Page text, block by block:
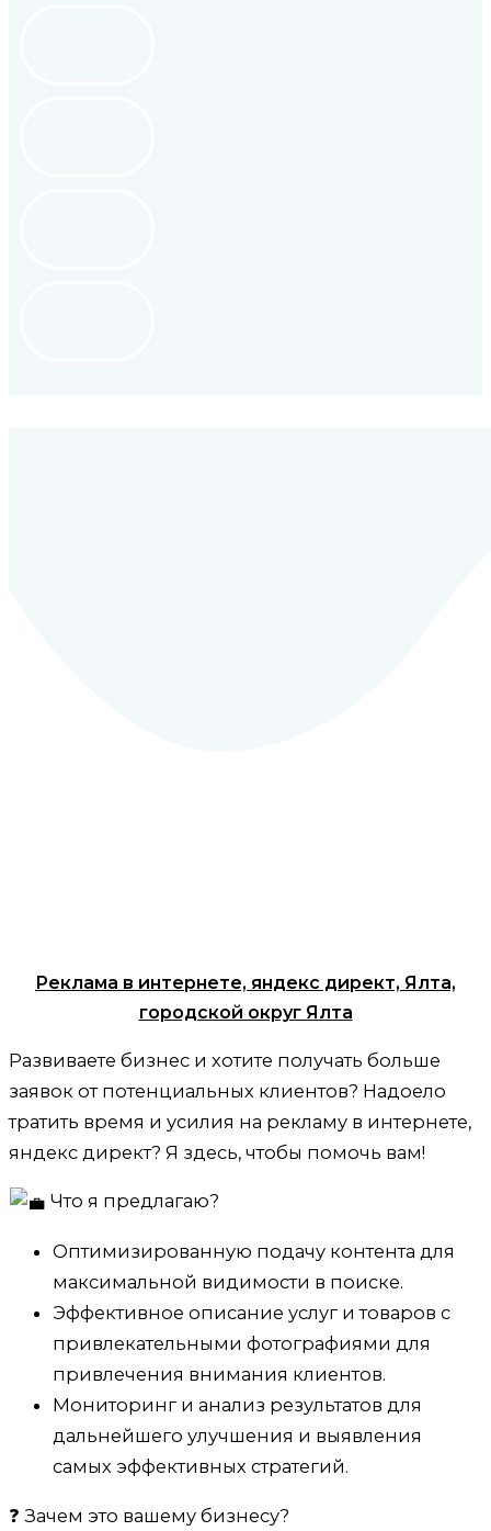
Реклама в интернете, яндекс директ, Ялта,
городской округ Ялта
Развиваете бизнес и хотите получать больше
заявок от потенциальных клиентов? Надоело
тратить время и усилия на рекламу в интернете,
яндекс директ? Я здесь, чтобы помочь вам!
Что я предлагаю?
Оптимизированную подачу контента для
максимальной видимости в поиске.
Эффективное описание услуг и товаров с
привлекательными фотографиями для
привлечения внимания клиентов.
Мониторинг и анализ результатов для
дальнейшего улучшения и выявления
самых эффективных стратегий.
❓ Зачем это вашему бизнесу?